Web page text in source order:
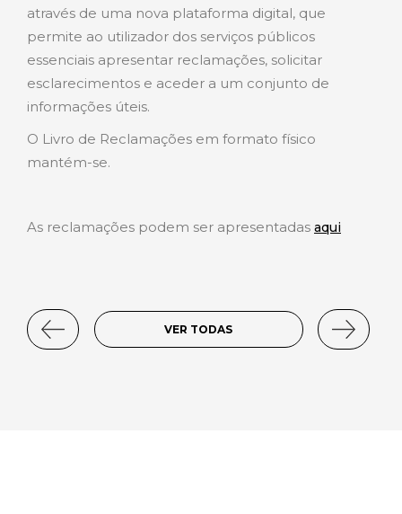
através de uma nova plataforma digital, que
permite ao utilizador dos serviços públicos
essenciais apresentar reclamações, solicitar
esclarecimentos e aceder a um conjunto de
informações úteis.
O Livro de Reclamações em formato físico
mantém-se.
As reclamações podem ser apresentadas aqui
VER TODAS